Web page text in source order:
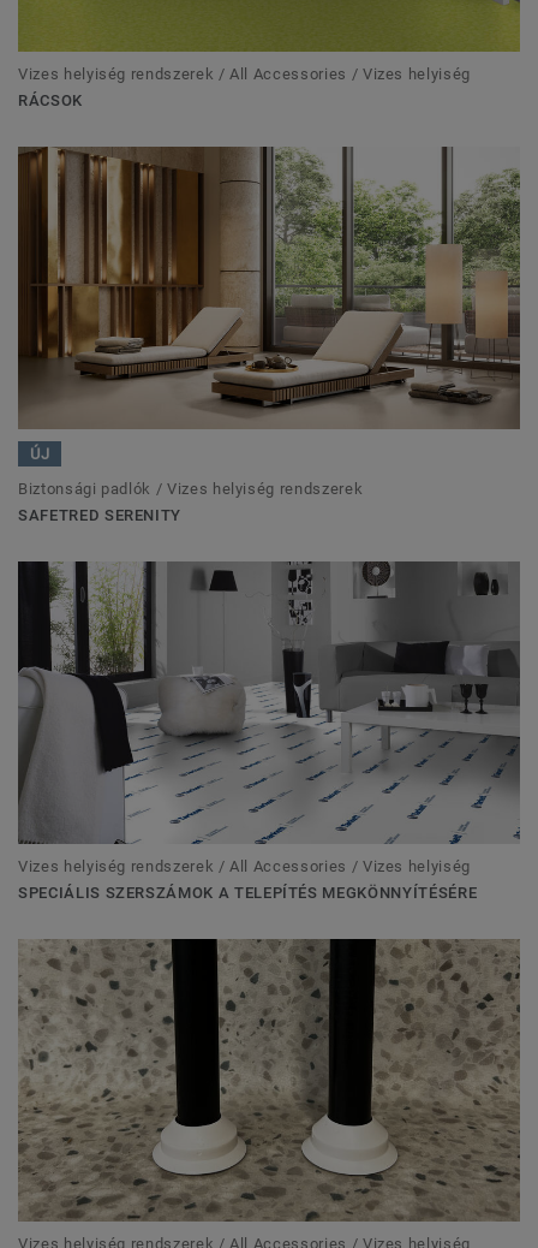
Vizes helyiség rendszerek / All Accessories / Vizes helyiség
RÁCSOK
ÚJ
Biztonsági padlók / Vizes helyiség rendszerek
SAFETRED SERENITY
Vizes helyiség rendszerek / All Accessories / Vizes helyiség
SPECIÁLIS SZERSZÁMOK A TELEPÍTÉS MEGKÖNNYÍTÉSÉRE
Vizes helyiség rendszerek / All Accessories / Vizes helyiség